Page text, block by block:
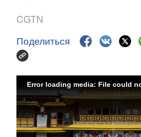
CGTN
Поделиться
Error loading media: File could